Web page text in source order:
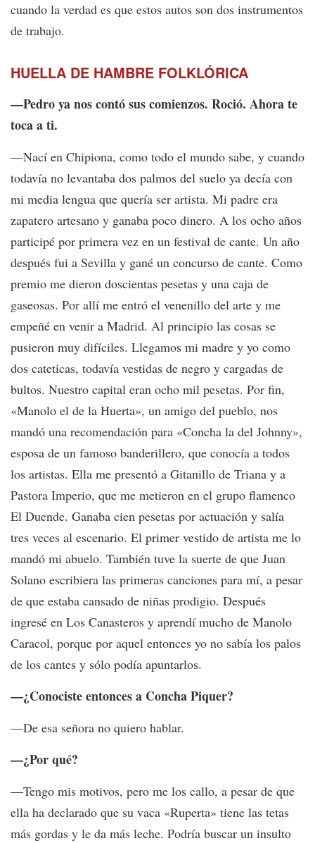
cuando la verdad es que estos autos son dos instrumentos
de trabajo.
HUELLA DE HAMBRE FOLKLÓRICA
—Pedro ya nos contó sus comienzos. Roció. Ahora te
toca a ti.
—Nací en Chipiona, como todo el mundo sabe, y cuando
todavía no levantaba dos palmos del suelo ya decía con
mi media lengua que quería ser artista. Mi padre era
zapatero artesano y ganaba poco dinero. A los ocho años
participé por primera vez en un festival de cante. Un año
después fui a Sevilla y gané un concurso de cante. Como
premio me dieron doscientas pesetas y una caja de
gaseosas. Por allí me entró el venenillo del arte y me
empeñé en venir a Madrid. Al principio las cosas se
pusieron muy difíciles. Llegamos mi madre y yo como
dos cateticas, todavía vestidas de negro y cargadas de
bultos. Nuestro capital eran ocho mil pesetas. Por fin,
«Manolo el de la Huerta», un amigo del pueblo, nos
mandó una recomendación para «Concha la del Johnny»,
esposa de un famoso banderillero, que conocía a todos
los artistas. Ella me presentó a Gitanillo de Triana y a
Pastora Imperio, que me metieron en el grupo flamenco
El Duende. Ganaba cien pesetas por actuación y salía
tres veces al escenario. El primer vestido de artista me lo
mandó mi abuelo. También tuve la suerte de que Juan
Solano escribiera las primeras canciones para mí, a pesar
de que estaba cansado de niñas prodigio. Después
ingresé en Los Canasteros y aprendí mucho de Manolo
Caracol, porque por aquel entonces yo no sabía los palos
de los cantes y sólo podía apuntarlos.
—¿Conociste entonces a Concha Piquer?
—De esa señora no quiero hablar.
—¿Por qué?
—Tengo mis motivos, pero me los callo, a pesar de que
ella ha declarado que su vaca «Ruperta» tiene las tetas
más gordas y le da más leche. Podría buscar un insulto